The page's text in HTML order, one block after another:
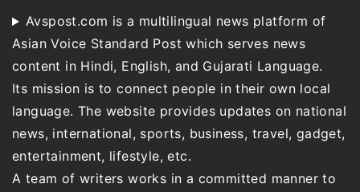
Avspost.com is a multilingual news platform of
Asian Voice Standard Post which serves news
content in Hindi, English, and Gujarati Language.
Its mission is to connect people in their own local
language. The website provides updates on national
news, international, sports, business, travel, gadget,
entertainment, lifestyle, etc.
A team of writers works in a committed manner to